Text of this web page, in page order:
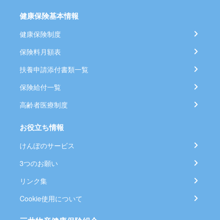
健康保険基本情報
健康保険制度
保険料月額表
扶養申請添付書類一覧
保険給付一覧
高齢者医療制度
お役立ち情報
けんぽのサービス
3つのお願い
リンク集
Cookie使用について